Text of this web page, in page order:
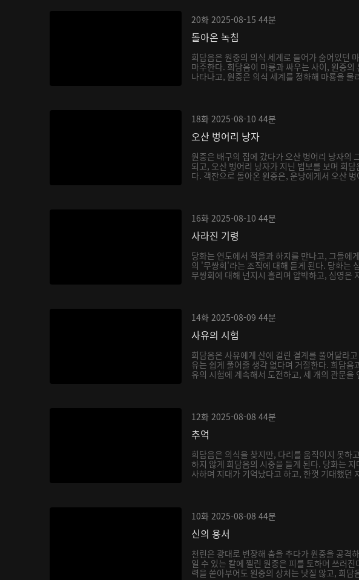
20화 2025-08-15 44분
돌아온 녹침
희담음은 원중의 의식 세계로 들어가 숨어있던
마주한다. 희담음이 마룡과 싸우는 사이, 원중의
나타나고, 원중은 의식 세계를 정화해 마룡을 물
18화 2025-08-10 44분
오산 벙어리 낭자
원중은 배구의 집에 갔다가 오산 벙어리 낭자의
되고, 오산 벙어리 낭자가 지닌 법보를 보며 희담
다. 객잔으로 돌아온 원중은, 운낭에게서 오산
16화 2025-08-10 44분
사라진 기령
당화는 연도에서 적을과 하지를 만나고, 그들에
의 '무쌍회'라는 조직에 대해 듣게 된다. 당화는
무쌍회에 대해 넌지시 흘리며 압박하고, 심영은
14화 2025-08-09 44분
사유의 시험
희담음은 사유에게 산에 걸린 결계를 풀어달라
유는 쉽게 풀어줄 생각 없다며 거절한다. 희담음
유의 시험에 계속해서 도전하고, 세 개의 관문을
12화 2025-08-08 44분
추억
희담음은 의식을 찾지만, 다리를 움직이지 못하
하지 않게 희담음의 시중을 들게 된다. 당화는 지
사하며 지대가 기억났다고 하고, 한껏 기대했던
10화 2025-08-08 44분
신의 용서
천린은 광대로 변장해 춤을 추다가 원중을 공격
일 수 있는 칼에 찔린 원중은 피를 토하며 쓰러진
력을 쏟아부어도 원중의 상처는 낫질 않고, 희담